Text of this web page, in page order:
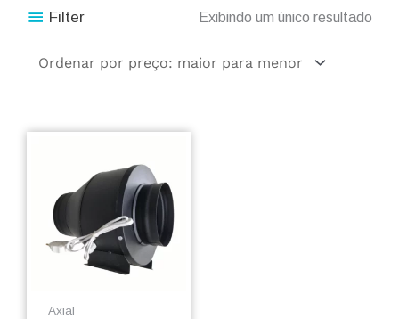
Filter Exibindo um único resultado
Axial
tem
várias
variantes.